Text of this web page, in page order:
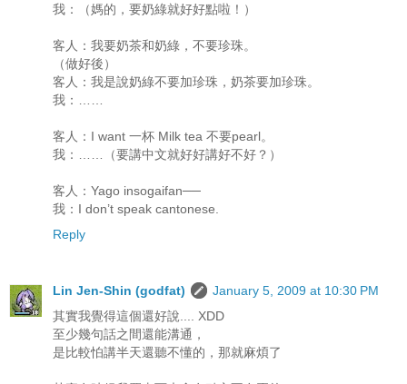
我：（媽的，要奶綠就好好點啦！）
客人：我要奶茶和奶綠，不要珍珠。
（做好後）
客人：我是說奶綠不要加珍珠，奶茶要加珍珠。
我：……
客人：I want 一杯 Milk tea 不要pearl。
我：……（要講中文就好好講好不好？）
客人：Yago insogaifan──
我：I don’t speak cantonese.
Reply
Lin Jen-Shin (godfat)
January 5, 2009 at 10:30 PM
其實我覺得這個還好說.... XDD
至少幾句話之間還能溝通，
是比較怕講半天還聽不懂的，那就麻煩了